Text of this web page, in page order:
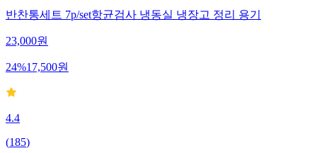
반찬통세트 7p/set항균검사 냉동실 냉장고 정리 용기
23,000원
24%17,500원
4.4
(185)